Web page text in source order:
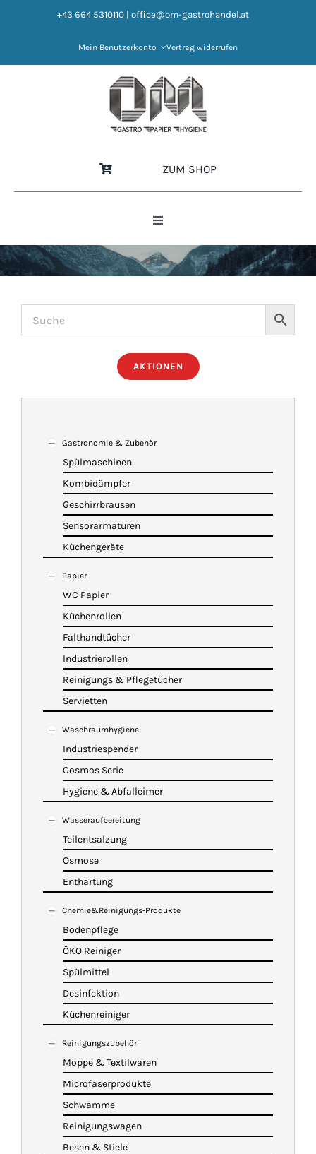
+43 664 5310110 office@om-gastrohandel.at
Mein Benutzerkonto Vertrag widerrufen
ZUM SHOP
Toggle
HOME
NEWS
IMBISSANHÄNGER
KATALOG
WARENKORB
AKTIONEN
Gastronomie & Zubehör
Spülmaschinen
Kombidämpfer
Geschirrbrausen
Sensorarmaturen
Küchengeräte
Papier
WC Papier
Küchenrollen
Falthandtücher
Industrierollen
Reinigungs & Pflegetücher
Servietten
Waschraumhygiene
Industriespender
Cosmos Serie
Hygiene & Abfalleimer
Wasseraufbereitung
Teilentsalzung
Osmose
Enthärtung
Chemie&Reinigungs-Produkte
Bodenpflege
ÖKO Reiniger
Spülmittel
Desinfektion
Küchenreiniger
Reinigungszubehör
Moppe & Textilwaren
Microfaserprodukte
Schwämme
Reinigungswagen
Besen & Stiele